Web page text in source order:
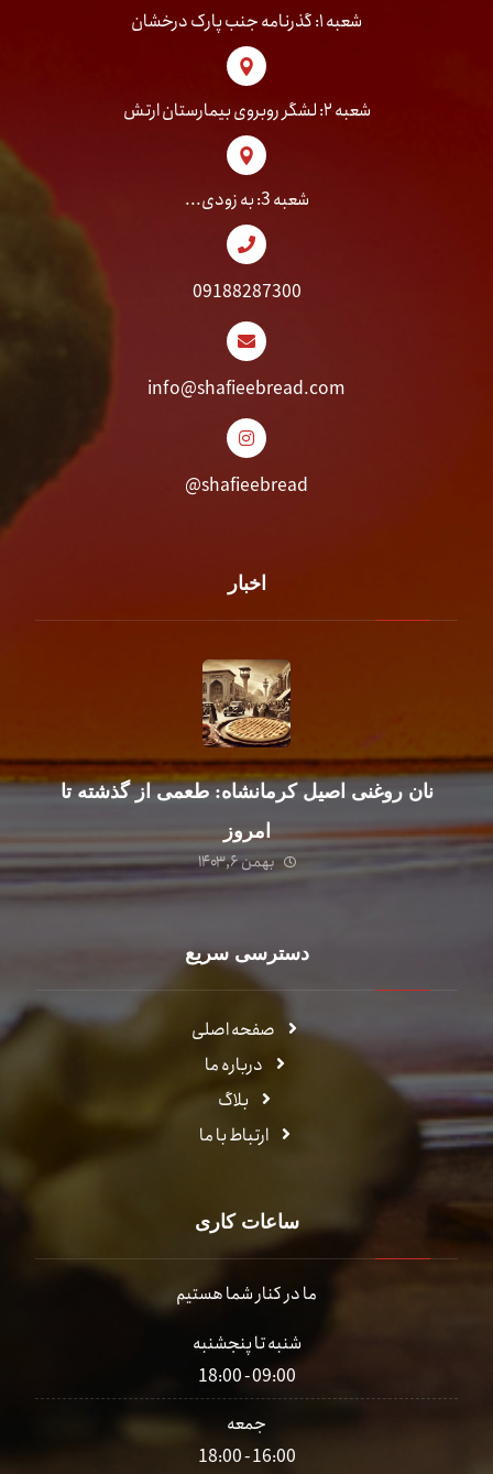
شعبه ۱: گذرنامه جنب پارک درخشان
شعبه ۲: لشگر روبروی بیمارستان ارتش
شعبه 3: به زودی...
09188287300
info@shafieebread.com
shafieebread@
اخبار
نان روغنی اصیل کرمانشاه: طعمی از گذشته تا
امروز
بهمن ۶, ۱۴۰۳
دسترسی سریع
صفحه اصلی
درباره ما
بلاگ
ارتباط با ما
ساعات کاری
ما در کنار شما هستیم
شنبه تا پنجشنبه
09:00 - 18:00
جمعه
16:00 - 18:00